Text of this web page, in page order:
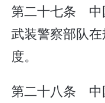
第二十七条 中
武装警察部队
度。
第二十八条 中